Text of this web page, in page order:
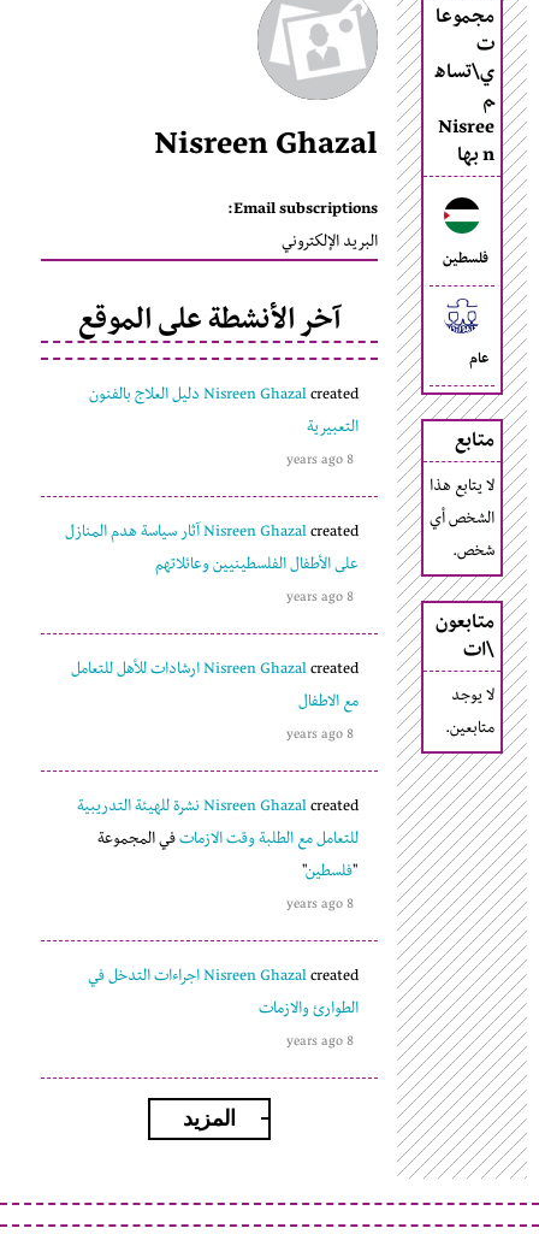
مجموعا
ت
ي\تساه
م
Nisree
n بها
فلسطين
عام
متابع
لا يتابع هذا
الشخص أي
شخص.
متابعون
\ات
لا يوجد
متابعين.
Nisreen Ghazal
Email subscriptions:
البريد الإلكتروني
آخر الأنشطة على الموقع
Nisreen Ghazalcreated
دليل العلاج بالفنون
التعبيرية
8 years ago
Nisreen Ghazalcreated
آثار سياسة هدم المنازل
على الأطفال الفلسطينيين وعائلاتهم
8 years ago
Nisreen Ghazalcreated
ارشادات للأهل للتعامل
مع الاطفال
8 years ago
Nisreen Ghazalcreated
نشرة للهيئة التدريبية
للتعامل مع الطلبة وقت الازماتفي المجموعة
"فلسطين"
8 years ago
Nisreen Ghazalcreated
اجراءات التدخل في
الطوارئ والازمات
8 years ago
المزيد